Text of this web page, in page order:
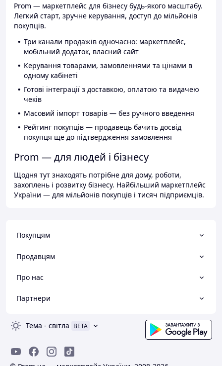
Prom — маркетплейс для бізнесу будь-якого масштабу.
Легкий старт, зручне керування, доступ до мільйонів
покупців.
Три канали продажів одночасно: маркетплейс,
мобільний додаток, власний сайт
Керування товарами, замовленнями та цінами в
одному кабінеті
Готові інтеграції з доставкою, оплатою та видачею
чеків
Масовий імпорт товарів — без ручного введення
Рейтинг покупців — продавець бачить досвід
покупця ще до підтвердження замовлення
Prom — для людей і бізнесу
Щодня тут знаходять потрібне для дому, роботи,
захоплень і розвитку бізнесу. Найбільший маркетплейс
України — для мільйонів покупців і тисяч підприємців.
Покупцям
Продавцям
Про нас
Партнери
Тема - світла BETA